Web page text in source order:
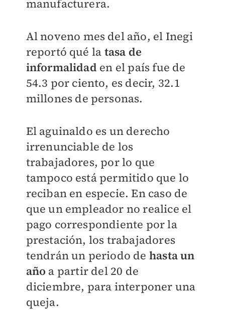
manufacturera.
Al noveno mes del año, el Inegi
reportó qué la tasa de
informalidad en el país fue de
54.3 por ciento, es decir, 32.1
millones de personas.
El aguinaldo es un derecho
irrenunciable de los
trabajadores, por lo que
tampoco está permitido que lo
reciban en especie. En caso de
que un empleador no realice el
pago correspondiente por la
prestación, los trabajadores
tendrán un periodo de hasta un
año a partir del 20 de
diciembre, para interponer una
queja.